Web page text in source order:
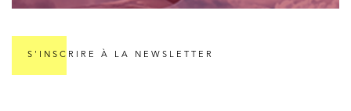
S'INSCRIRE À LA NEWSLETTER
Projets immobiliers